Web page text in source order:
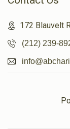
172 Blauvelt
(212) 239-